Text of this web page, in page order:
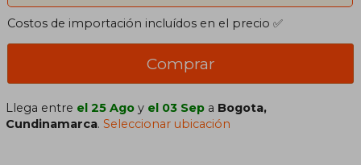
Costos de importación incluídos en el precio ✅
Comprar
Llega entre el 25 Ago y el 03 Sep a Bogota,
Cundinamarca.Seleccionar ubicación